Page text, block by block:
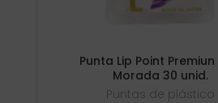
Punta Lip Point
Morada 30 unid.
Puntas de plástico